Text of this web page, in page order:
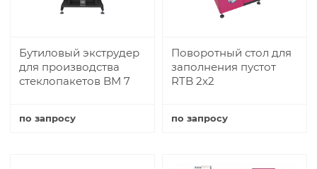
Бутиловый экструдер
для производства
стеклопакетов BM 7
по запросу
Поворотный стол для
заполнения пустот
RTB 2x2
по запросу